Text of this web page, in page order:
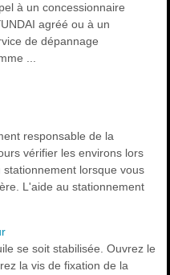
à un concessionnaire
agréé ou à un
de dépannage
...
responsable de la
vérifier les environs lors
lorsque vous
L'aide au stationnement
se soit stabilisée. Ouvrez le
la vis de fixation de la